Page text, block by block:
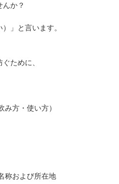
か？
」と言います。
ために、
方・使い方）
称および所在地